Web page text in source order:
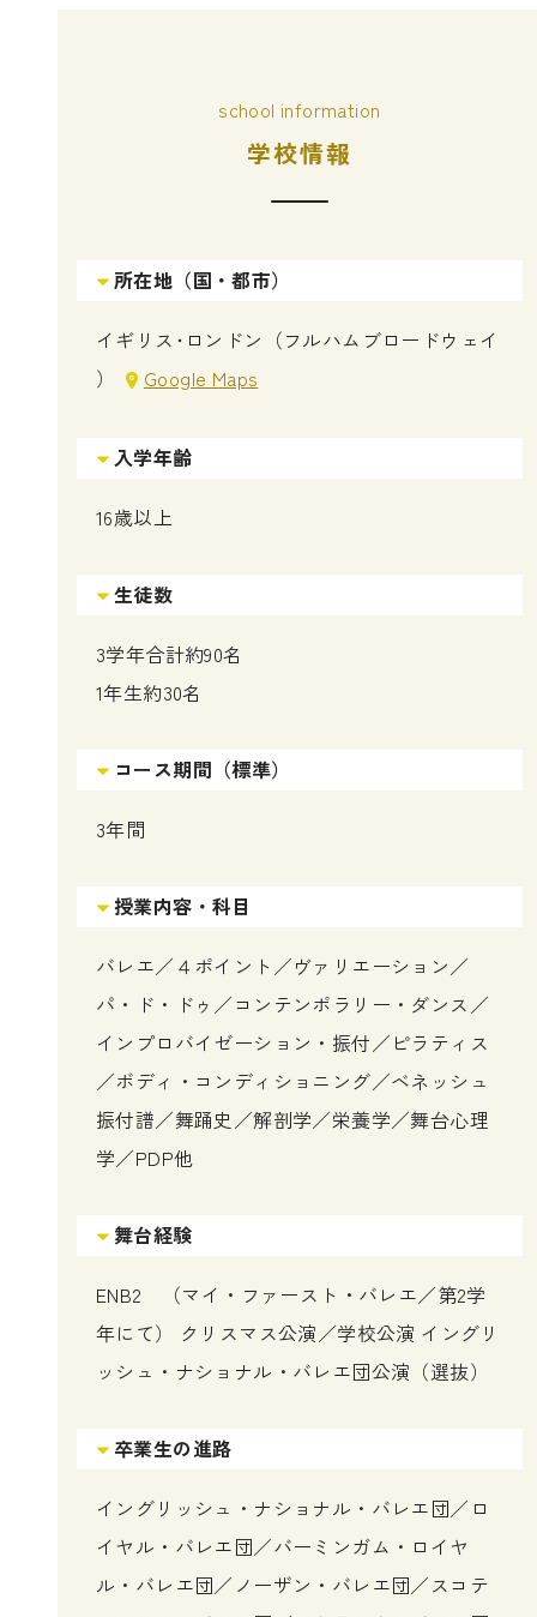
school information
学校情報
所在地（国・都市）
イギリス･ロンドン（フルハムブロードウェイ
）
Google Maps
入学年齢
16歳以上
生徒数
3学年合計約90名
1年生約30名
コース期間（標準）
3年間
授業内容・科目
バレエ／４ポイント／ヴァリエーション／
パ・ド・ドゥ／コンテンポラリー・ダンス／
インプロバイゼーション・振付／ピラティス
／ボディ・コンディショニング／ベネッシュ
振付譜／舞踊史／解剖学／栄養学／舞台心理
学／PDP他
舞台経験
ENB2 （マイ・ファースト・バレエ／第2学
年にて） クリスマス公演／学校公演 イングリ
ッシュ・ナショナル・バレエ団公演（選抜）
卒業生の進路
イングリッシュ・ナショナル・バレエ団／ロ
イヤル・バレエ団／バーミンガム・ロイヤ
ル・バレエ団／ノーザン・バレエ団／スコテ